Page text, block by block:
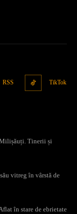
RSS TikTok
Milișăuți. Tinerii și
vitreg în vârstă de
în stare de ebrietate